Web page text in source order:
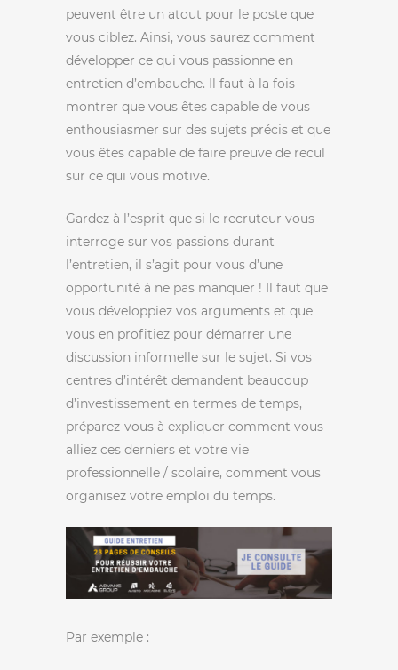
peuvent être un atout pour le poste que
vous ciblez. Ainsi, vous saurez comment
développer ce qui vous passionne en
entretien d’embauche. Il faut à la fois
montrer que vous êtes capable de vous
enthousiasmer sur des sujets précis et que
vous êtes capable de faire preuve de recul
sur ce qui vous motive.
Gardez à l’esprit que si le recruteur vous
interroge sur vos passions durant
l’entretien, il s’agit pour vous d’une
opportunité à ne pas manquer ! Il faut que
vous développiez vos arguments et que
vous en profitiez pour démarrer une
discussion informelle sur le sujet. Si vos
centres d’intérêt demandent beaucoup
d’investissement en termes de temps,
préparez-vous à expliquer comment vous
alliez ces derniers et votre vie
professionnelle / scolaire, comment vous
organisez votre emploi du temps.
Par exemple :